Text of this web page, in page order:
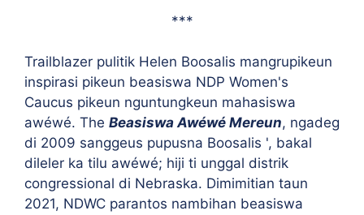
***
Trailblazer pulitik Helen Boosalis mangrupikeun
inspirasi pikeun beasiswa NDP Women's
Caucus pikeun nguntungkeun mahasiswa
awéwé. The Beasiswa Awéwé Mereun, ngadeg
di 2009 sanggeus pupusna Boosalis ', bakal
dileler ka tilu awéwé; hiji ti unggal distrik
congressional di Nebraska. Dimimitian taun
2021, NDWC parantos nambihan beasiswa